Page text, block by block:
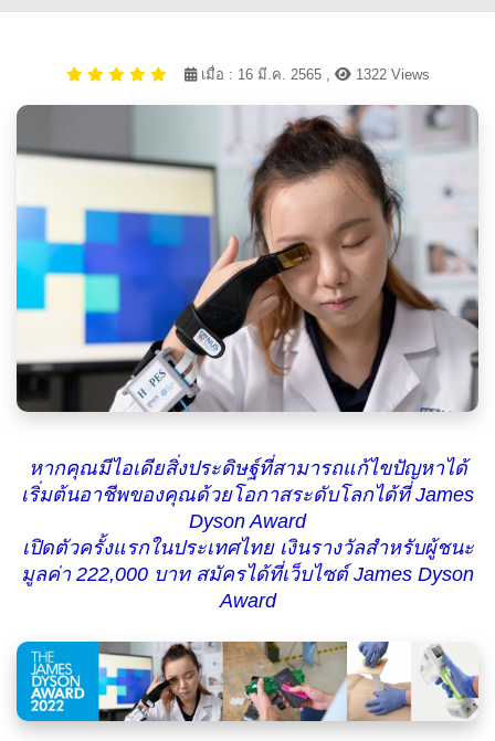
เมื่อ : 16 มี.ค. 2565 , 1322 Views
หากคุณมีไอเดียสิ่งประดิษฐ์ที่สามารถแก้ไขปัญหาได้
เริ่มต้นอาชีพของคุณด้วยโอกาสระดับโลกได้ที่James
Dyson Award
เปิดตัวครั้งแรกในประเทศไทย เงินรางวัลสำหรับผู้ชนะ
มูลค่า 222,000 บาท สมัครได้ที่เว็บไซต์ James Dyson
Award